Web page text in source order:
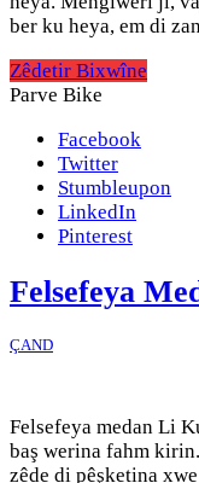
ber ku heya, em di
Zêdetir Bixwîne
Parve Bike
Facebook
Twitter
Stumbleupon
LinkedIn
Pinterest
Felsefeya
ÇAND
Felsefeya medan Li
baş werina fahm
zêde di pêşketina